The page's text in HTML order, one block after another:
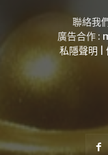
聯絡我
廣告合作 :
私隱聲明